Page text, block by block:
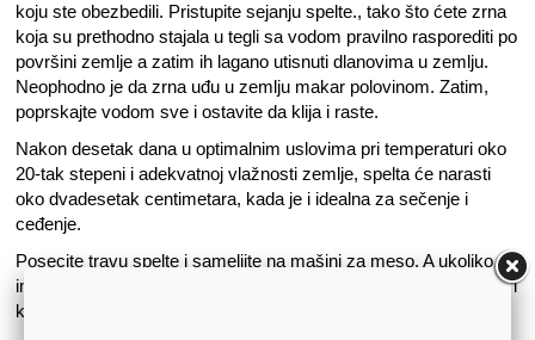
koju ste obezbedili. Pristupite sejanju spelte., tako što ćete zrna
koja su prethodno stajala u tegli sa vodom pravilno rasporediti po
površini zemlje a zatim ih lagano utisnuti dlanovima u zemlju.
Neophodno je da zrna uđu u zemlju makar polovinom. Zatim,
poprskajte vodom sve i ostavite da klija i raste.
Nakon desetak dana u optimalnim uslovima pri temperaturi oko
20-tak stepeni i adekvatnoj vlažnosti zemlje, spelta će narasti
oko dvadesetak centimetara, kada je i idealna za sečenje i
ceđenje.
Posecite travu spelte i sameljite na mašini za meso. A ukoliko
imate sokovnik propustite je kroz sokovnik, tako ćete dobiti bolji i
kvalitetniji sok.